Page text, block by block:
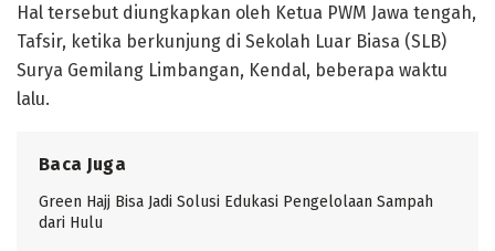
Hal tersebut diungkapkan oleh Ketua PWM Jawa tengah,
Tafsir, ketika berkunjung di Sekolah Luar Biasa (SLB)
Surya Gemilang Limbangan, Kendal, beberapa waktu
lalu.
Baca Juga
Green Hajj Bisa Jadi Solusi Edukasi Pengelolaan Sampah
dari Hulu